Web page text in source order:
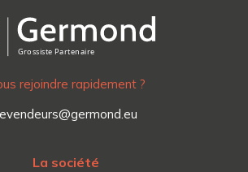
rejoindre rapidement ?
La société